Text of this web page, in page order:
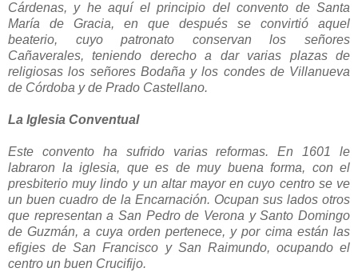
Cárdenas, y he aquí el principio del convento de Santa
María de Gracia, en que después se convirtió aquel
beaterio, cuyo patronato conservan los señores
Cañaverales, teniendo derecho a dar varias plazas de
religiosas los señores Bodaña y los condes de Villanueva
de Córdoba y de Prado Castellano.
La Iglesia Conventual
Este convento ha sufrido varias reformas. En 1601 le
labraron la iglesia, que es de muy buena forma, con el
presbiterio muy lindo y un altar mayor en cuyo centro se ve
un buen cuadro de la Encarnación. Ocupan sus lados otros
que representan a San Pedro de Verona y Santo Domingo
de Guzmán, a cuya orden pertenece, y por cima están las
efigies de San Francisco y San Raimundo, ocupando el
centro un buen Crucifijo.